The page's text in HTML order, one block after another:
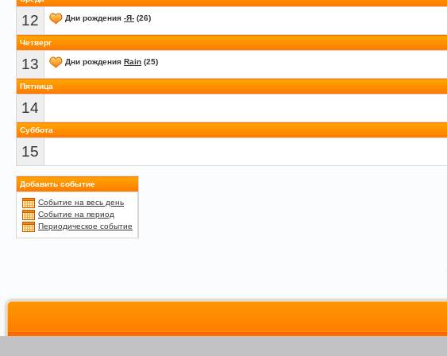
12 Дни рождения -Я- (26)
Четверг
13 Дни рождения Rain (25)
Пятница
14
Суббота
15
Добавить событие
Событие на весь день
Событие на период
Периодическое событие